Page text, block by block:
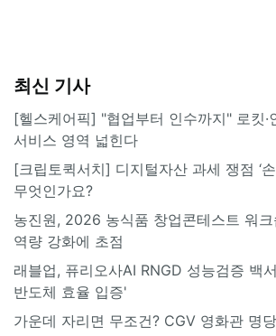
최신 기사
[헬스케어픽] "협업부터 인수까지" 로킷·
서비스 영역 넓힌다
[크립토퀵서치] 디지털자산 과세 쟁점 ‘
무엇인가요?
농진원, 2026 농식품 창업콘테스트 워크
역량 강화에 초점
래블업, 퓨리오사AI RNGD 성능검증 백서
반도체 효율 입증'
가운데 자리면 무조건? CGV 영화관 명